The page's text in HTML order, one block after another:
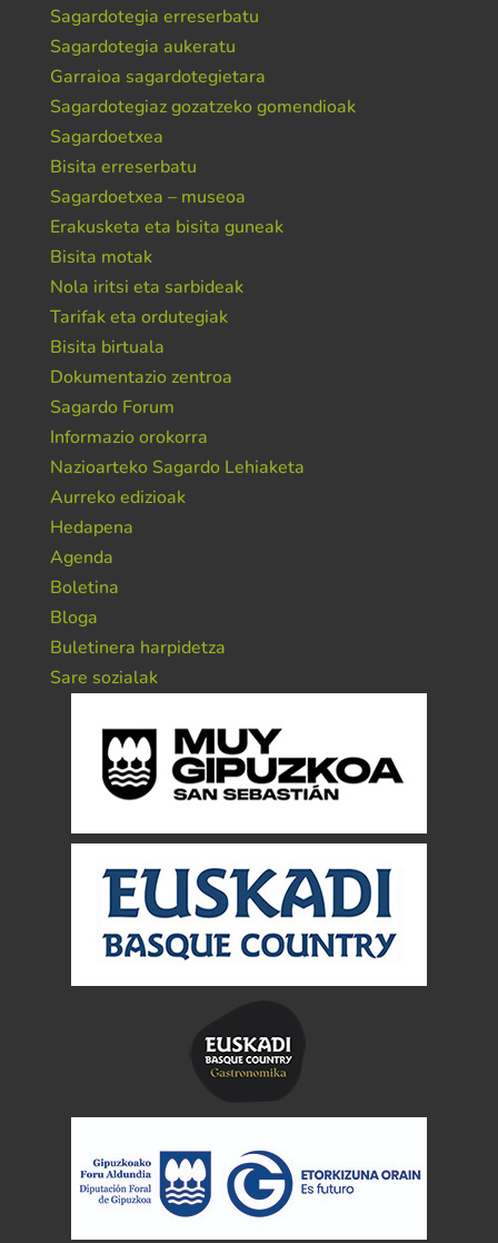
Sagardotegia erreserbatu
Sagardotegia aukeratu
Garraioa sagardotegietara
Sagardotegiaz gozatzeko gomendioak
Sagardoetxea
Bisita erreserbatu
Sagardoetxea – museoa
Erakusketa eta bisita guneak
Bisita motak
Nola iritsi eta sarbideak
Tarifak eta ordutegiak
Bisita birtuala
Dokumentazio zentroa
Sagardo Forum
Informazio orokorra
Nazioarteko Sagardo Lehiaketa
Aurreko edizioak
Hedapena
Agenda
Boletina
Bloga
Buletinera harpidetza
Sare sozialak